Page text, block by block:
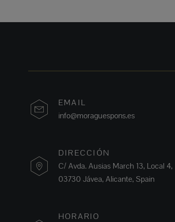
EMAIL
info@moraguespons.es
DIRECCIÓN
C/ Avda. Ausias March 13, Local 4,
03730 Jávea, Alicante, Spain
HORARIO